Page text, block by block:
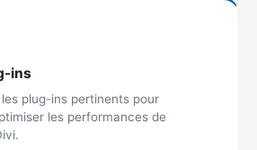
ins
plug-ins pertinents pour
les performances de